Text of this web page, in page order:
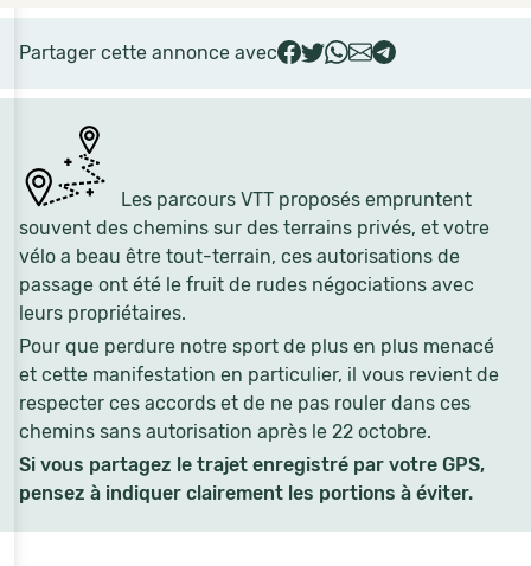
Les parcours VTT proposés empruntent
souvent des chemins sur des terrains privés, et votre
vélo a beau être tout-terrain, ces autorisations de
passage ont été le fruit de rudes négociations avec
leurs propriétaires.
Pour que perdure notre sport de plus en plus menacé
et cette manifestation en particulier, il vous revient de
respecter ces accords et de ne pas rouler dans ces
chemins sans autorisation après le 22 octobre.
Si vous partagez le trajet enregistré par votre GPS,
pensez à indiquer clairement les portions à éviter.
Partager cette annonce avec